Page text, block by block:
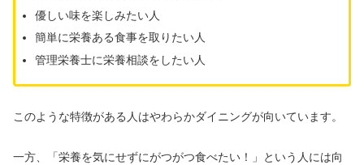
優しい味を楽しみたい人
簡単に栄養ある食事を取りたい人
管理栄養士に栄養相談をしたい人
このような特徴がある人はやわらかダイニングが向いています。
一方、「栄養を気にせずにがつがつ食べたい！」という人には向